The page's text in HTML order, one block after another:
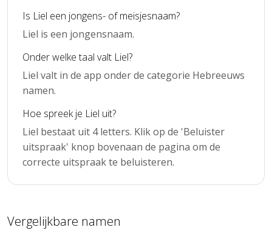
Is Liel een jongens- of meisjesnaam?
Liel is een jongensnaam.
Onder welke taal valt Liel?
Liel valt in de app onder de categorie Hebreeuws
namen.
Hoe spreek je Liel uit?
Liel bestaat uit 4 letters. Klik op de 'Beluister
uitspraak' knop bovenaan de pagina om de
correcte uitspraak te beluisteren.
Vergelijkbare namen